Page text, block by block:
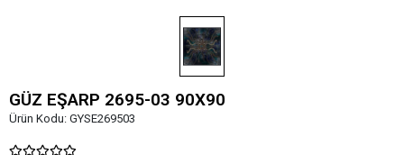
GÜZ EŞARP 2695-03 90X90
Ürün Kodu: GYSE269503